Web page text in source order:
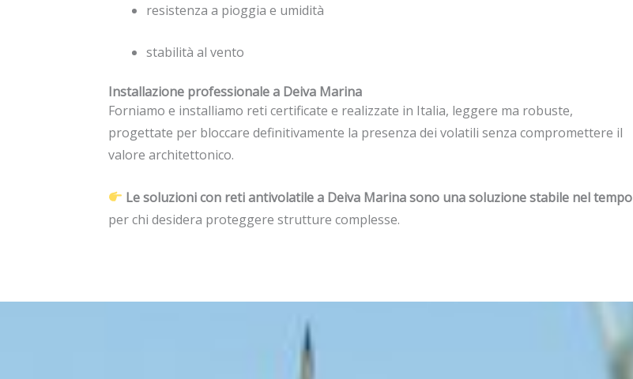
resistenza a pioggia e umidità
stabilità al vento
Installazione professionale a Deiva Marina
Forniamo e installiamo reti certificate e realizzate in Italia, leggere ma robuste,
progettate per bloccare definitivamente la presenza dei volatili senza compromettere il
valore architettonico.
Le soluzioni con reti antivolatile a Deiva Marina sono una soluzione stabile nel tempo
per chi desidera proteggere strutture complesse.